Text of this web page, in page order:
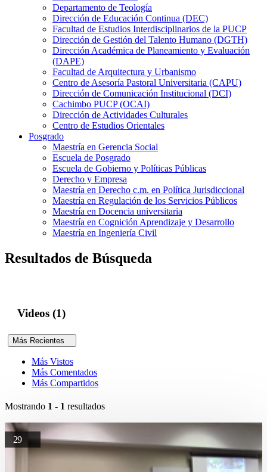
Departamento de Teología
Dirección de Educación Continua (DEC)
Facultad de Estudios Interdisciplinarios de la PUCP
Dirección de Gestión del Talento Humano (DGTH)
Dirección Académica de Planeamiento y Evaluación
(DAPE)
Facultad de Arquitectura y Urbanismo
Centro de Asesoría Pastoral Universitaria (CAPU)
Dirección de Comunicación Institucional (DCI)
Cachimbo PUCP (OCAI)
Dirección de Actividades Culturales
Centro de Estudios Orientales
Posgrado
Maestría en Gerencia Social
Escuela de Posgrado
Escuela de Gobierno y Políticas Públicas
Derecho y Empresa
Maestría en Derecho c.m. en Política Jurisdiccional
Maestría en Regulación de los Servicios Públicos
Maestría en Docencia universitaria
Maestría en Cognición Aprendizaje y Desarrollo
Maestría en Ingeniería Civil
Resultados de Búsqueda
Videos (1)
Más Recientes
Más Vistos
Más Comentados
Más Compartidos
Mostrando 1 - 1 resultados
29